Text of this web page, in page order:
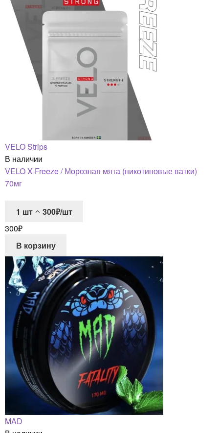
VELO Strips
В наличии
VELO X-Freeze / Морозная мята (никотиновые ватки)
70мг
1 шт
300₽/шт
300₽
В корзину
MAD